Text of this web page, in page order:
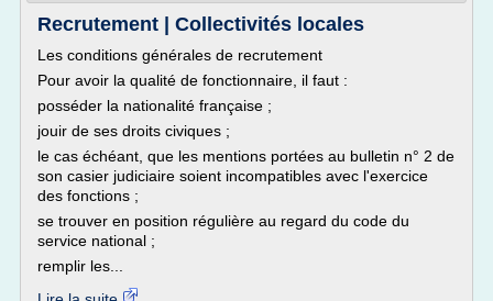
Recrutement | Collectivités locales
Les conditions générales de recrutement
Pour avoir la qualité de fonctionnaire, il faut :
posséder la nationalité française ;
jouir de ses droits civiques ;
le cas échéant, que les mentions portées au bulletin n° 2 de
son casier judiciaire soient incompatibles avec l'exercice
des fonctions ;
se trouver en position régulière au regard du code du
service national ;
remplir les...